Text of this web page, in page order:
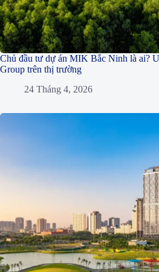
Chủ đầu tư dự án MIK Bắc Ninh là ai?
Group trên thị trường
24 Tháng 4, 2026